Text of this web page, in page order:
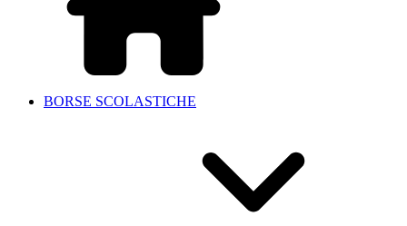
BORSE SCOLASTICHE